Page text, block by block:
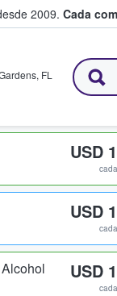
2009. Cada
boletos
, FL
USD
USD
USD